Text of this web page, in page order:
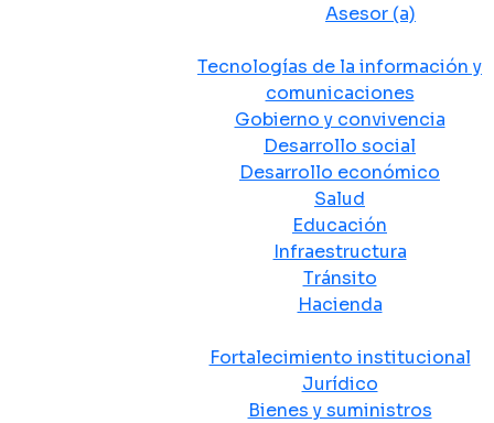
Asesor (a)
Tecnologías de la información y
comunicaciones
Gobierno y convivencia
Desarrollo social
Desarrollo económico
Salud
Educación
Infraestructura
Tránsito
Hacienda
Fortalecimiento institucional
Jurídico
Bienes y suministros